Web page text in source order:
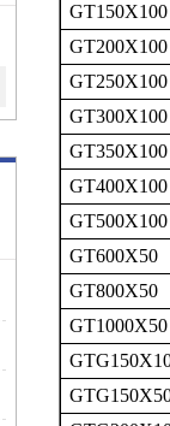
GT150X100
GT200X100
GT250X100
GT300X100
GT350X100
GT400X100
GT500X100
GT600X50
GT800X50
GT1000X50